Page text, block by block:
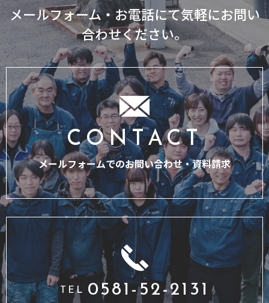
メールフォーム・お電話にて気軽にお問い
合わせください。
CONTACT
メールフォームでのお問い合わせ・資料請求
TEL 0581-52-2131